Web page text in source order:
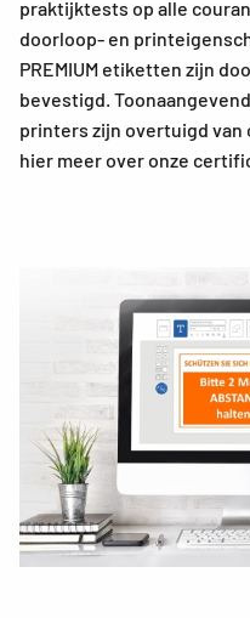
praktijktests op alle
doorloop- en
PREMIUM etiketten zijn
bevestigd.
printers zijn overtuigd van
hier meer over onze